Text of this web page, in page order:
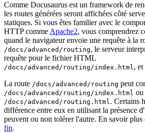
Comme Docusaurus est un framework de
les routes générées seront affichées côté
statiques. Si vous êtes familier avec le
HTTP comme Apache2, vous comprendrez
quand le navigateur envoie une requête à la
/docs/advanced/routing, le serveur
requête pour le fichier HTML
/docs/advanced/routing/index.html, et
La route /docs/advanced/routing peut
/docs/advanced/routing/index.html ou
/docs/advanced/routing.html. Certains
différence entre eux en utilisant la présence
peuvent ou non tolérer l'autre. En savoir plus
fin.